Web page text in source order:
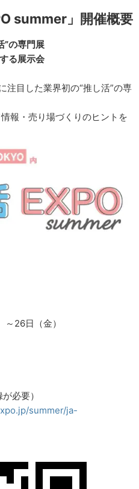
summer」開催概要
”の専門展
る展示会
注目した業界初の“推し活”の専
報・売り場づくりのヒントを
26日（金）
必要）
summer/ja-